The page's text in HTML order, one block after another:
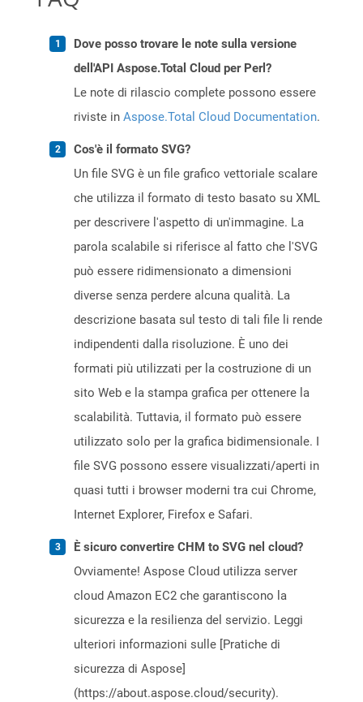
Dove posso trovare le note sulla versione
dell'API Aspose.Total Cloud per Perl?
Le note di rilascio complete possono essere
riviste in Aspose.Total Cloud Documentation.
Cos'è il formato SVG?
Un file SVG è un file grafico vettoriale scalare
che utilizza il formato di testo basato su XML
per descrivere l'aspetto di un'immagine. La
parola scalabile si riferisce al fatto che l'SVG
può essere ridimensionato a dimensioni
diverse senza perdere alcuna qualità. La
descrizione basata sul testo di tali file li rende
indipendenti dalla risoluzione. È uno dei
formati più utilizzati per la costruzione di un
sito Web e la stampa grafica per ottenere la
scalabilità. Tuttavia, il formato può essere
utilizzato solo per la grafica bidimensionale. I
file SVG possono essere visualizzati/aperti in
quasi tutti i browser moderni tra cui Chrome,
Internet Explorer, Firefox e Safari.
È sicuro convertire CHM to SVG nel cloud?
Ovviamente! Aspose Cloud utilizza server
cloud Amazon EC2 che garantiscono la
sicurezza e la resilienza del servizio. Leggi
ulteriori informazioni sulle [Pratiche di
sicurezza di Aspose]
(https://about.aspose.cloud/security).